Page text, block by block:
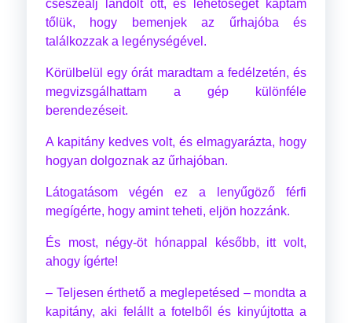
csészealj landolt ott, és lehetőséget kaptam
tőlük, hogy bemenjek az űrhajóba és
találkozzak a legénységével.
Körülbelül egy órát maradtam a fedélzetén, és
megvizsgálhattam a gép különféle
berendezéseit.
A kapitány kedves volt, és elmagyarázta, hogy
hogyan dolgoznak az űrhajóban.
Látogatásom végén ez a lenyűgöző férfi
megígérte, hogy amint teheti, eljön hozzánk.
És most, négy-öt hónappal később, itt volt,
ahogy ígérte!
– Teljesen érthető a meglepetésed – mondta a
kapitány, aki felállt a fotelből és kinyújtotta a